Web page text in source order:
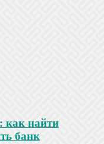
как найти
банк